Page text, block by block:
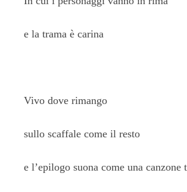
e la trama è carina
Vivo dove rimango
sullo scaffale come il resto
e l’epilogo suona come una canzone